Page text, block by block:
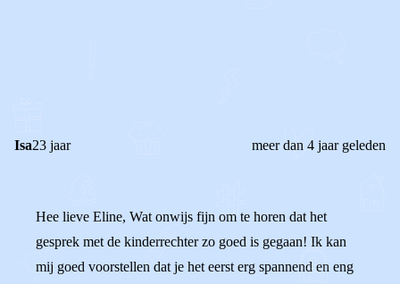
Isa23 jaar meer dan 4 jaar geleden
Hee lieve Eline, Wat onwijs fijn om te horen dat het
gesprek met de kinderrechter zo goed is gegaan! Ik kan
mij goed voorstellen dat je het eerst erg spannend en eng